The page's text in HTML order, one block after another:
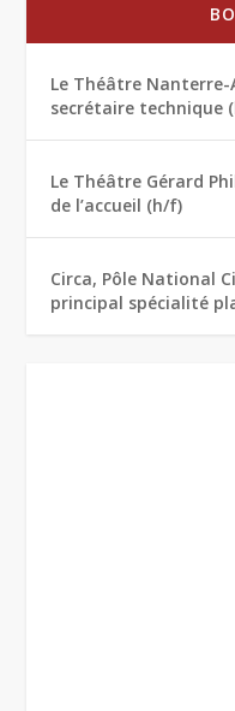
Le Théâtre
secrétaire technique
Le Théâtre Gérard
de l’accueil (h/f)
Circa, Pôle National
principal spécialité